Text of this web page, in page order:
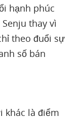
hạnh phúc
thay vì
theo đuổi sự
số bán
khác là điểm